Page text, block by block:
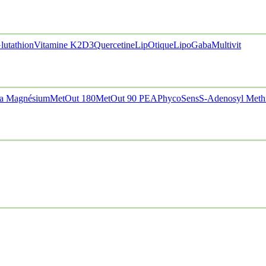
Vitamine K2D3QuercetineLipOtiqueLipoGabaMultivit
MagnésiumMetOut 180MetOut 90 PEAPhycoSensS-Adenosyl